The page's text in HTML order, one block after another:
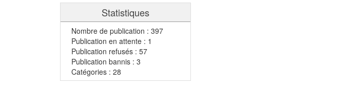
Statistiques
Nombre de publication : 397
Publication en attente : 1
Publication refusés : 57
Publication bannis : 3
Catégories : 28